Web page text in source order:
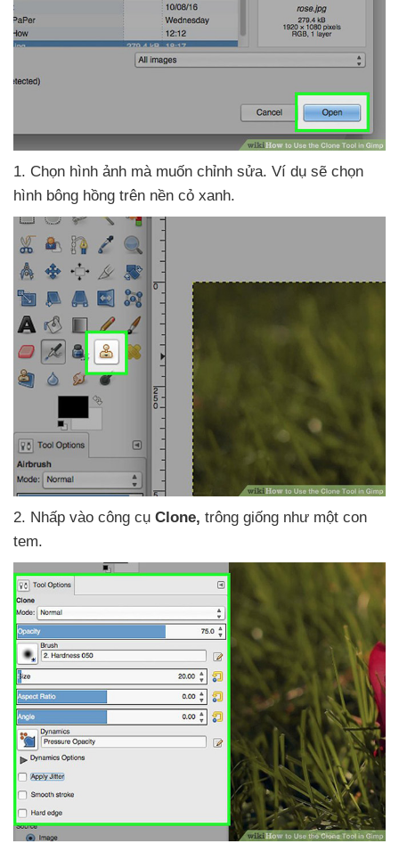
1. Chọn hình ảnh mà muốn chỉnh sửa. Ví dụ sẽ chọn
hình bông hồng trên nền cỏ xanh.
2. Nhấp vào công cụ Clone, trông giống như một con
tem.